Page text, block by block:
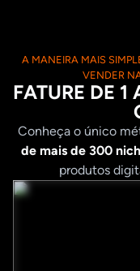
A MANEIRA MAIS
VENDER
FATURE DE
Conheça o único
de mais de 300
produtos